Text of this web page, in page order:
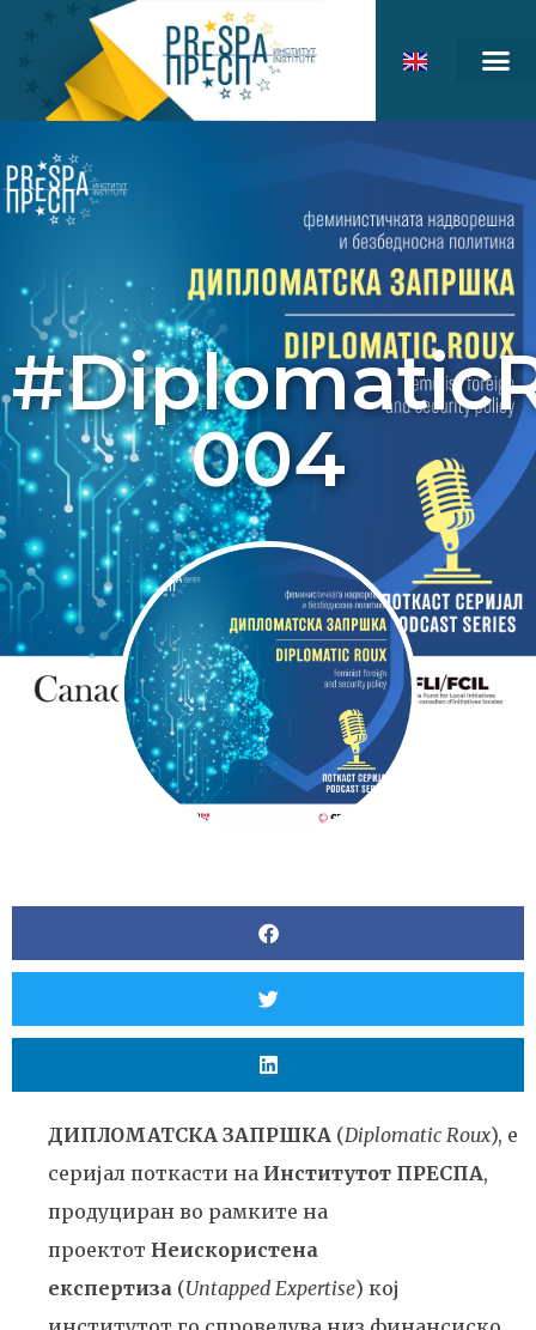
004
ДИПЛОМАТСКА ЗАПРШКА (Diplomatic Roux), е
серијал поткасти на Институтот ПРЕСПА,
продуциран во рамките на
проектот Неискористена
експертиза (Untapped Expertise) кој